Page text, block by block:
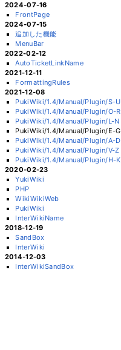
2024-07-16
FrontPage
2024-07-15
追加した機能
MenuBar
2022-02-12
AutoTicketLinkName
2021-12-11
FormattingRules
2021-12-08
PukiWiki/1.4/Manual/Plugin/S-U
PukiWiki/1.4/Manual/Plugin/O-R
PukiWiki/1.4/Manual/Plugin/L-N
PukiWiki/1.4/Manual/Plugin/E-G
PukiWiki/1.4/Manual/Plugin/A-D
PukiWiki/1.4/Manual/Plugin/V-Z
PukiWiki/1.4/Manual/Plugin/H-K
2020-02-23
YukiWiki
PHP
WikiWikiWeb
PukiWiki
InterWikiName
2018-12-19
SandBox
InterWiki
2014-12-03
InterWikiSandBox